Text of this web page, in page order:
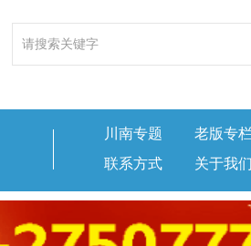
川南专题
老版专栏
联系方式
关于我们